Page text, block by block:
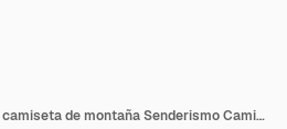
Paquete de diseño de camiseta de montaña Senderismo Camiseta de camping Citas sobre viajar Aventura